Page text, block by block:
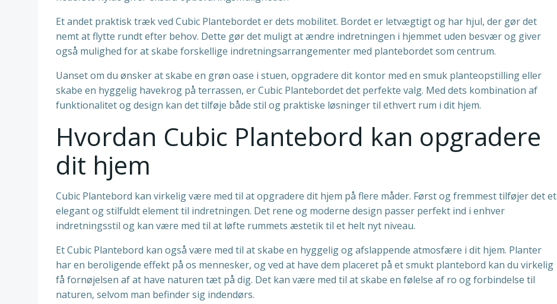
Et andet praktisk træk ved Cubic Plantebordet er dets mobilitet. Bordet er letvægtigt og har hjul, der gør det
nemt at flytte rundt efter behov. Dette gør det muligt at ændre indretningen i hjemmet uden besvær og giver
også mulighed for at skabe forskellige indretningsarrangementer med plantebordet som centrum.
Uanset om du ønsker at skabe en grøn oase i stuen, opgradere dit kontor med en smuk planteopstilling eller
skabe en hyggelig havekrog på terrassen, er Cubic Plantebordet det perfekte valg. Med dets kombination af
funktionalitet og design kan det tilføje både stil og praktiske løsninger til ethvert rum i dit hjem.
Hvordan Cubic Plantebord kan opgradere
dit hjem
Cubic Plantebord kan virkelig være med til at opgradere dit hjem på flere måder. Først og fremmest tilføjer det et
elegant og stilfuldt element til indretningen. Det rene og moderne design passer perfekt ind i enhver
indretningsstil og kan være med til at løfte rummets æstetik til et helt nyt niveau.
Et Cubic Plantebord kan også være med til at skabe en hyggelig og afslappende atmosfære i dit hjem. Planter
har en beroligende effekt på os mennesker, og ved at have dem placeret på et smukt plantebord kan du virkelig
få fornøjelsen af at have naturen tæt på dig. Det kan være med til at skabe en følelse af ro og forbindelse til
naturen, selvom man befinder sig indendørs.